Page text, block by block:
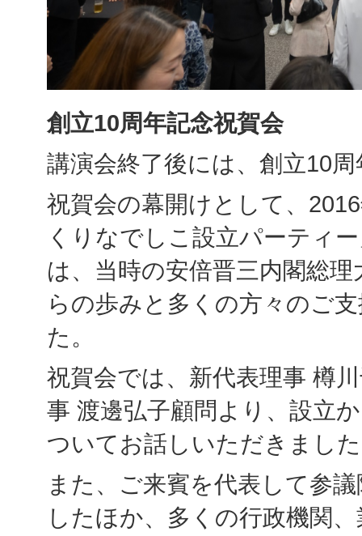
創立10周年記念祝賀会
講演会終了後には、創立10
祝賀会の幕開けとして、
くりなでしこ設立パーティ
は、当時の安倍晋三内閣総
らの歩みと多くの方々のご
た。
祝賀会では、新代表理事 樽
事 渡邊弘子顧問より、設立
ついてお話しいただきまし
また、ご来賓を代表して参
したほか、多くの行政機関